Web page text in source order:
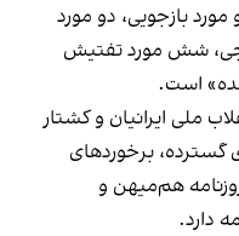
بازجویی، دو مورد
شش مورد تفتیش
است.
ملی ایرانیان وکشتار
برخوردهای
هم‌میهن و
دارد.